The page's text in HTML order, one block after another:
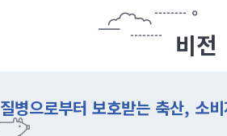
축산업발전에 기여토
비전
질병으로부터 보호받는 축산, 소